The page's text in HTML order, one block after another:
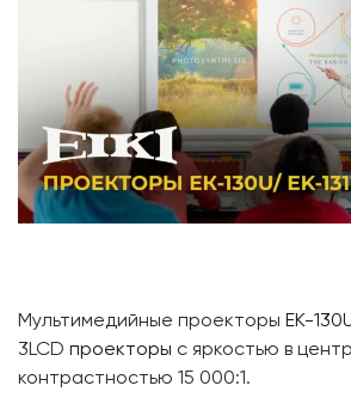
Мультимедийные проекторы EK-
3LCD проекторы с яркостью в
контрастностью 15 000:1.